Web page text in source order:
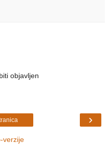
objavljen
›
verzije